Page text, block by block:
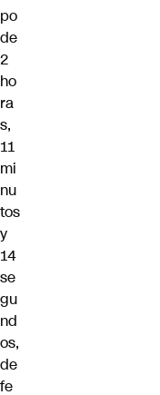
po
de
2
ho
ra
s,
11
mi
nu
tos
y
14
se
gu
nd
os,
de
fe